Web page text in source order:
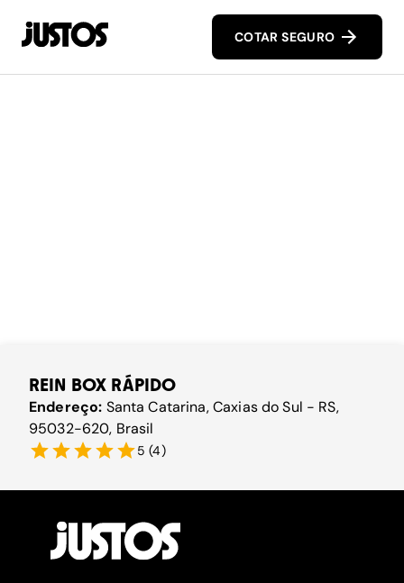
COTAR SEGURO
REIN BOX RÁPIDO
Endereço: Santa Catarina, Caxias do Sul - RS,
95032-620, Brasil
5 (4)